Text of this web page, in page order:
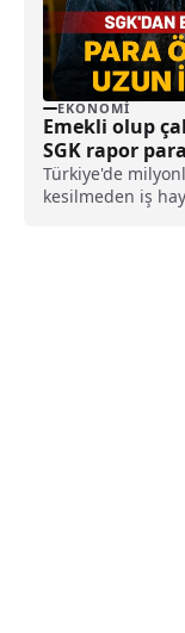
EKONOMI
Emekli olup
SGK rapor
Türkiye'de
kesilmeden iş